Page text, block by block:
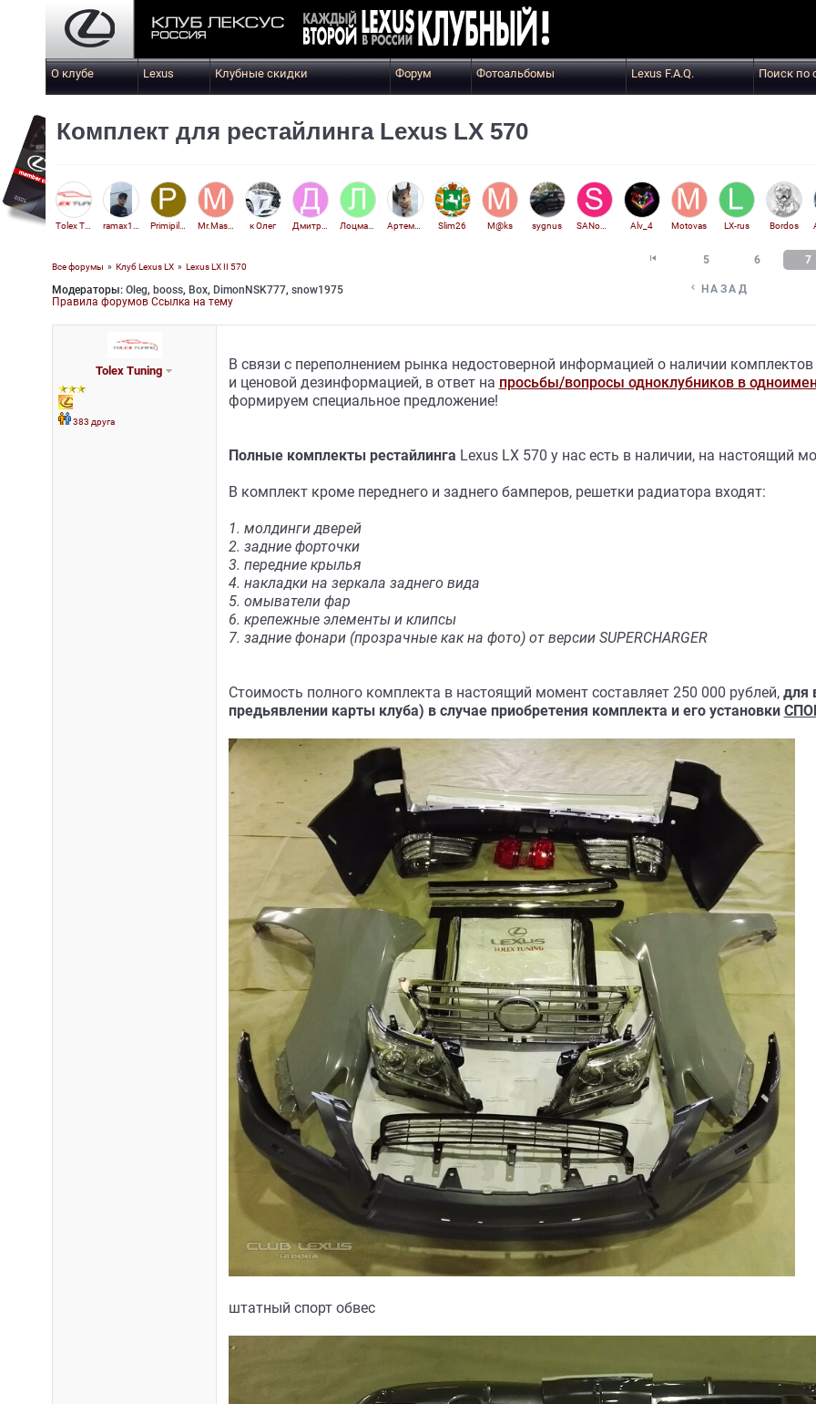
О клубе Lexus Клубные скидки Форум Фотоальбомы Lexus F.A.Q. Поиск по
Комплект для рестайлинга Lexus LX 570
Tolex Tuning Mr.Mashin к Олег Дмитрий 76 Лоцман27 Артем127 Slim26 M@ks sygnus SANomsk Alv_4 Motovas LX-rus Bordos
Vlad_MMM
Все форумы » Клуб Lexus LX» Lexus LX II 570
Модераторы: Oleg, booss, Box, DimonNSK777, snow1975
Правила форумов Ссылка на тему
 5 6 7
 НАЗАД
Tolex Tuning
383 друга
В связи с переполнением рынка недостоверной информацией о наличии
и ценовой дезинформацией, в ответ на просьбы/вопросы одноклубников в
формируем специальное предложение!
Полные комплекты рестайлинга Lexus LX 570 у нас есть в наличии, на настоящий
В комплект кроме переднего и заднего бамперов, решетки радиатора входят:
1. молдинги дверей
2. задние форточки
3. передние крылья
4. накладки на зеркала заднего вида
5. омыватели фар
6. крепежные элементы и клипсы
7. задние фонари (прозрачные как на фото) от версии SUPERCHARGER
Стоимость полного комплекта в настоящий момент составляет 250 000 рублей, для
предьявлении карты клуба) в случае приобретения комплекта и его установки
штатный спорт обвес